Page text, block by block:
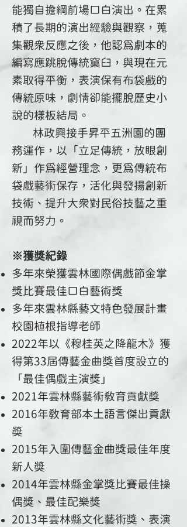
能獨自擔綱前場口白演出。在累
積了長期的演出經驗與觀察，蒐
集觀眾反應之後，他認為劇本的
編寫應跳脫傳統窠臼，與現在元
素取得平衡，表演保有布袋戲的
傳統原味，劇情卻能擺脫歷史小
說的樣板結局。
​ 林政興接手昇平五洲園的團
務運作，以「立足傳統，放眼創
新」作為經營理念，更為傳統布
袋戲藝術保存，活化與發揚創新
技術、提升大眾對民俗技藝之重
視而努力。
※獲獎紀錄
多年來榮獲雲林國際偶戲節金掌
獎比賽最佳口白藝術獎
多年來雲林縣藝文特色發展計畫
校園植根指導老師
2022年以《穆桂英之降龍木》獲
得第33屆傳藝金曲獎首度設立的
「最佳偶戲主演獎」
2021年雲林縣藝術教育貢獻獎
2016年教育部本土語言傑出貢獻
獎
2015年入圍傳藝金曲獎最佳年度
新人獎
2014年雲林縣金掌獎比賽最佳操
偶獎、最佳配樂獎
2013年雲林縣文化藝術獎、表演